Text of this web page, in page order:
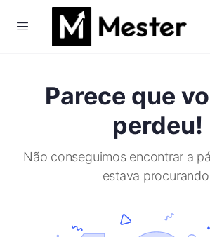
Parece que
perdeu!
Não conseguimos encontrar a
estava